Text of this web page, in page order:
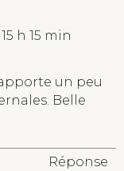
h 15 min
un peu
Belle
Réponse